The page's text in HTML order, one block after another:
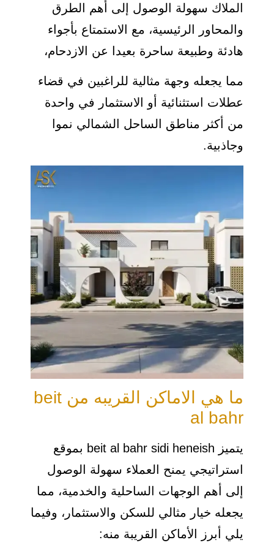
الملاك سهولة الوصول إلى أهم الطرق
والمحاور الرئيسية، مع الاستمتاع بأجواء
هادئة وطبيعة ساحرة بعيدا عن الازدحام،
مما يجعله وجهة مثالية للراغبين في قضاء
عطلات استثنائية أو الاستثمار في واحدة
من أكثر مناطق الساحل الشمالي نموا
وجاذبية.
ما هي الاماكن القريبه من beit
al bahr
يتميز beit al bahr sidi heneish بموقع
استراتيجي يمنح العملاء سهولة الوصول
إلى أهم الوجهات الساحلية والخدمية، مما
يجعله خيار مثالي للسكن والاستثمار، وفيما
يلي أبرز الأماكن القريبة منه: